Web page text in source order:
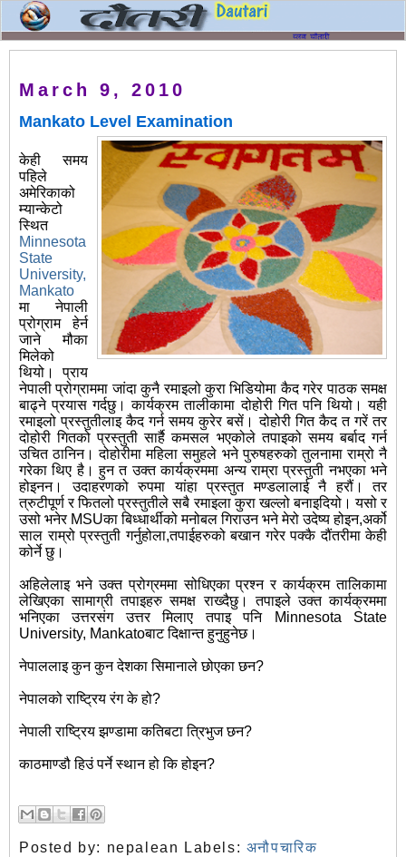
March 9, 2010
Mankato Level Examination
केही समय
पहिले
अमेरिकाको
म्यान्केटो
स्थित
Minnesota
State
University,
Mankato
मा नेपाली
प्रोग्राम हेर्न
जाने मौका
मिलेको
थियो। प्राय
नेपाली प्रोग्राममा जांदा कुनै रमाइलो कुरा भिडियोमा कैद गरेर पाठक समक्ष
बाढ्ने प्रयास गर्दछु। कार्यक्रम तालीकामा दोहोरी गित पनि थियो। यही
रमाइलो प्रस्तुतीलाइ कैद गर्न समय कुरेर बसें। दोहोरी गित कैद त गरें तर
दोहोरी गितको प्रस्तुती सार्है कमसल भएकोले तपाइको समय बर्बाद गर्न
उचित ठानिन। दोहोरीमा महिला समुहले भने पुरुषहरुको तुलनामा राम्रो नै
गरेका थिए है। हुन त उक्त कार्यक्रममा अन्य राम्रा प्रस्तुती नभएका भने
होइनन। उदाहरणको रुपमा यांहा प्रस्तुत मण्डलालाई नै हरौं। तर
त्रुटीपूर्ण र फितलो प्रस्तुतीले सबै रमाइला कुरा खल्लो बनाइदियो। यसो र
उसो भनेर MSUका बिध्धार्थीको मनोबल गिराउन भने मेरो उदेष्य होइन,अर्को
साल राम्रो प्रस्तुती गर्नुहोला,तपाईहरुको बखान गरेर पक्कै दौंतरीमा केही
कोर्ने छु।
अहिलेलाइ भने उक्त प्रोग्रममा सोधिएका प्रश्न र कार्यक्रम तालिकामा
लेखिएका सामाग्री तपाइहरु समक्ष राख्दैछु। तपाइले उक्त कार्यक्रममा
भनिएका उत्तरसंग उत्तर मिलाए तपाइ पनि Minnesota State
University, Mankatoबाट दिक्षान्त हुनुहुनेछ।
नेपाललाइ कुन कुन देशका सिमानाले छोएका छन?
नेपालको राष्ट्रिय रंग के हो?
नेपाली राष्ट्रिय झण्डामा कतिबटा त्रिभुज छन?
काठमाण्डौ हिउं पर्ने स्थान हो कि होइन?
Posted by: nepalean Labels: अनौपचारिक